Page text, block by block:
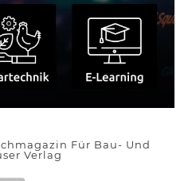
Für Bau- Und
Verlag